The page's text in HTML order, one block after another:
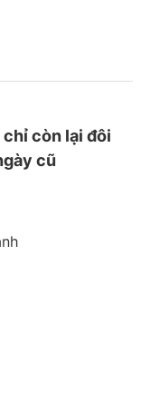
còn lại đôi
cũ